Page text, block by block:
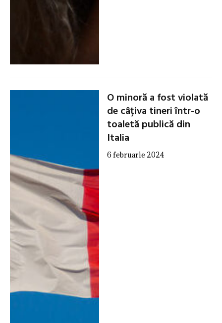
O minoră a fost violată
de câțiva tineri într-o
toaletă publică din
Italia
6 februarie 2024